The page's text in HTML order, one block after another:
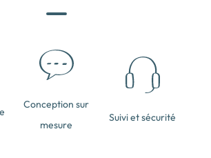
Conception sur
mesure
Suivi et sécurité